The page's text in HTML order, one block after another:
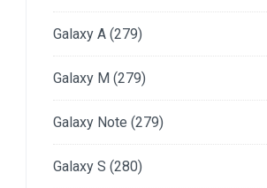
Galaxy A (279)
Galaxy M (279)
Galaxy Note (279)
Galaxy S (280)